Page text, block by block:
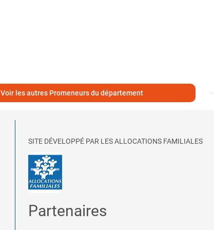
Voir les autres Promeneurs du département
SITE DÉVELOPPÉ PAR LES ALLOCATIONS FAMILIALES
Partenaires